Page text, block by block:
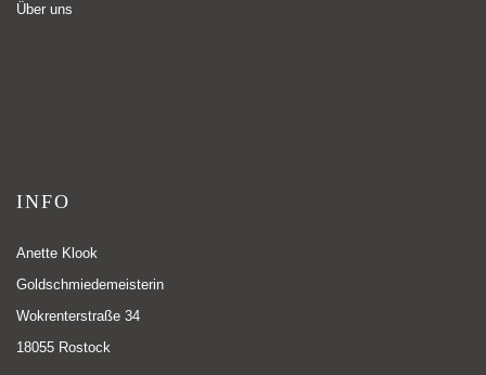
Über uns
INFO
Anette Klook
Goldschmiedemeisterin
Wokrenterstraße 34
18055 Rostock